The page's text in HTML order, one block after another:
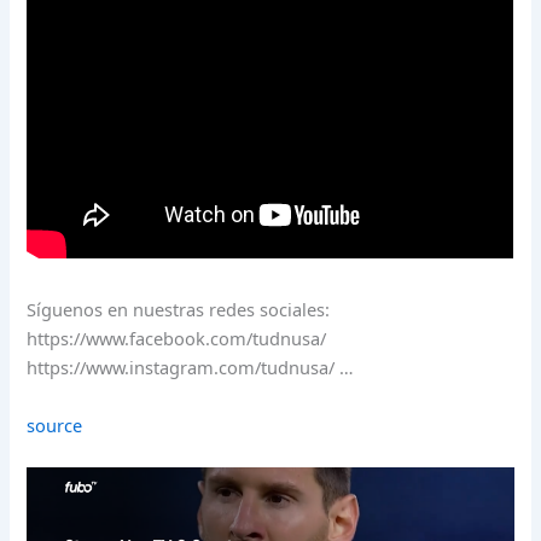
Síguenos en nuestras redes sociales:
https://www.facebook.com/tudnusa/
https://www.instagram.com/tudnusa/ …
source